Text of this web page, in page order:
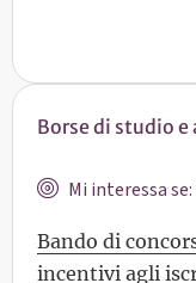
Borse di studio
Mi interessa se:
Bando di
incentivi agli